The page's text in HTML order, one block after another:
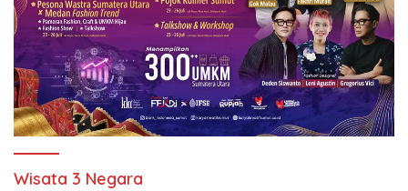
Wisata 3 Negara